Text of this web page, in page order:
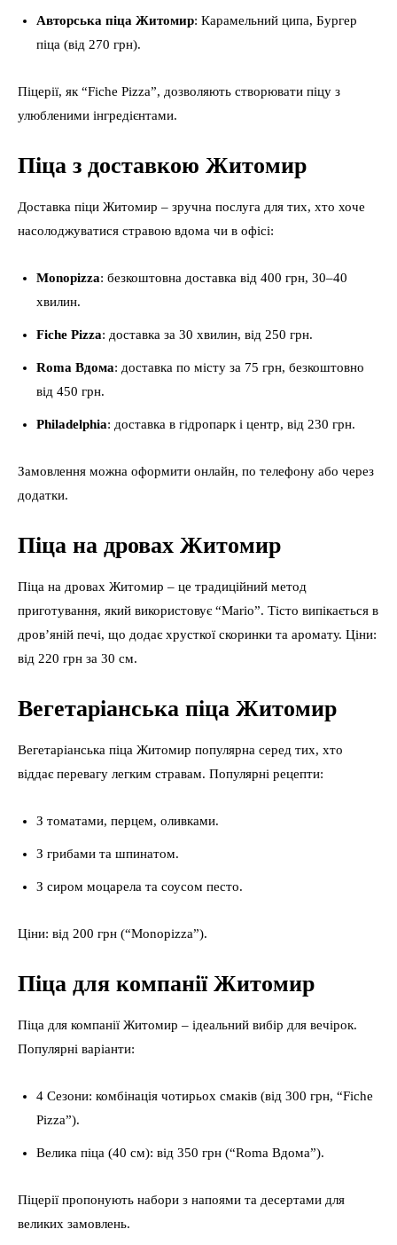
Авторська піца Житомир: Карамельний ципа, Бургер
піца (від 270 грн).
Піцерії, як “Fiche Pizza”, дозволяють створювати піцу з
улюбленими інгредієнтами.
Піца з доставкою Житомир
Доставка піци Житомир – зручна послуга для тих, хто хоче
насолоджуватися стравою вдома чи в офісі:
Monopizza: безкоштовна доставка від 400 грн, 30–40
хвилин.
Fiche Pizza: доставка за 30 хвилин, від 250 грн.
Roma Вдома: доставка по місту за 75 грн, безкоштовно
від 450 грн.
Philadelphia: доставка в гідропарк і центр, від 230 грн.
Замовлення можна оформити онлайн, по телефону або через
додатки.
Піца на дровах Житомир
Піца на дровах Житомир – це традиційний метод
приготування, який використовує “Mario”. Тісто випікається в
дров’яній печі, що додає хрусткої скоринки та аромату. Ціни:
від 220 грн за 30 см.
Вегетаріанська піца Житомир
Вегетаріанська піца Житомир популярна серед тих, хто
віддає перевагу легким стравам. Популярні рецепти:
З томатами, перцем, оливками.
З грибами та шпинатом.
З сиром моцарела та соусом песто.
Ціни: від 200 грн (“Monopizza”).
Піца для компанії Житомир
Піца для компанії Житомир – ідеальний вибір для вечірок.
Популярні варіанти:
4 Сезони: комбінація чотирьох смаків (від 300 грн, “Fiche
Pizza”).
Велика піца (40 см): від 350 грн (“Roma Вдома”).
Піцерії пропонують набори з напоями та десертами для
великих замовлень.